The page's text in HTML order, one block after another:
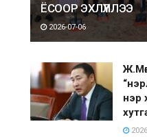
ЁСООР ЭХЛҮҮЛЛЭЭ
2026-07-06
нэр